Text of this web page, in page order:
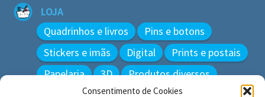
Consentimento de Cookies
LOJA
Quadrinhos e livros
Pins e botons
Stickers e imãs
Digital
Prints e postais
Papelaria
3D Produtos diversos